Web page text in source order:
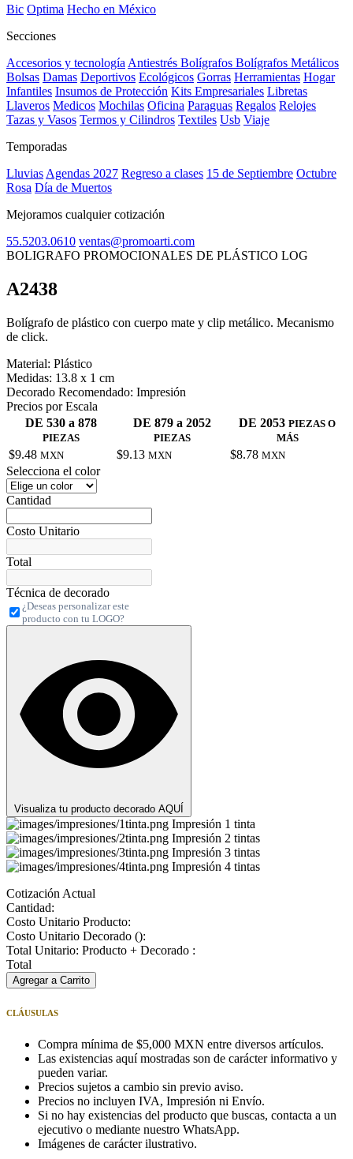
Bic Optima Hecho en México
Secciones
Accesorios y tecnología Antiestrés Bolígrafos Bolígrafos Metálicos
Bolsas Damas Deportivos Ecológicos Gorras Herramientas Hogar
Infantiles Insumos de Protección Kits Empresariales Libretas
Llaveros Medicos Mochilas Oficina Paraguas Regalos Relojes
Tazas y Vasos Termos y Cilindros Textiles Usb Viaje
Temporadas
Lluvias Agendas 2027 Regreso a clases 15 de Septiembre Octubre
Rosa Día de Muertos
Mejoramos cualquier cotización
55.5203.0610 ventas@promoarti.com
BOLIGRAFO PROMOCIONALES DE PLÁSTICO LOG
A2438
Bolígrafo de plástico con cuerpo mate y clip metálico. Mecanismo
de click.
Material: Plástico
Medidas: 13.8 x 1 cm
Decorado Recomendado: Impresión
Precios por Escala
DE 530 a 878
PIEZAS
DE 879 a 2052
PIEZAS
DE 2053 PIEZAS O
MÁS
$9.48 MXN $9.13 MXN $8.78 MXN
Selecciona el color
Cantidad
Costo Unitario
Total
Técnica de decorado
¿Deseas personalizar este
producto con tu LOGO?
Visualiza tu producto decorado AQUÍ
Impresión 1 tinta
Impresión 2 tintas
Impresión 3 tintas
Impresión 4 tintas
Cotización Actual
Cantidad:
Costo Unitario Producto:
Costo Unitario Decorado ():
Total Unitario: Producto + Decorado :
Total
Agregar a Carrito
CLÁUSULAS
Compra mínima de $5,000 MXN entre diversos artículos.
Las existencias aquí mostradas son de carácter informativo y
pueden variar.
Precios sujetos a cambio sin previo aviso.
Precios no incluyen IVA, Impresión ni Envío.
Si no hay existencias del producto que buscas, contacta a un
ejecutivo o mediante nuestro WhatsApp.
Imágenes de carácter ilustrativo.